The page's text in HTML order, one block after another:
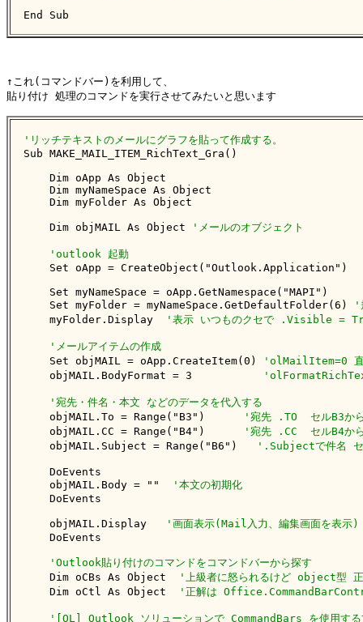
End Sub
↑これ(コマンドバー)を利用して、
貼り付け 処理のコマンドを実行させてみたいと思います
'リッチテキストのメールにグラフを貼って作成する。
Sub MAKE_MAIL_ITEM_RichText_Gra()
    Dim oApp As Object
    Dim myNameSpace As Object
    Dim myFolder As Object
    Dim objMAIL As Object
'メールのオブジェクト
'outlook 起動
    Set oApp = CreateObject("Outlook.Application")
    Set myNameSpace = oApp.GetNamespace("MAPI")
    Set myFolder = myNameSpace.GetDefaultFolder(6)
'
    myFolder.Display
'表示 いつものクセで .Visible =
'メールアイテムの作成
    Set objMAIL = oApp.CreateItem(0)
'olMailItem=0 直
    objMAIL.BodyFormat = 3
'宛先・件名・本文 などのデータを代入する
    objMAIL.To = Range("B3")
'宛先 .TO  セルB3か
    objMAIL.CC = Range("B4")
'宛先 .CC  セルB4か
    objMAIL.Subject = Range("B6")
'.Subjectで件名 セ
    DoEvents
    objMAIL.Body = ""
'本文の初期化
    DoEvents
    objMAIL.Display
'画面表示(Mail入力、編集画面を表示)
    DoEvents
'Outlook貼り付けのコマンドをコマンドバーから探す
    Dim oCBs As Object
'上級者に怒られるけど object型
    Dim oCtl As Object
'正解は
'[OL] Outlook ソリューションで CommandBars を使用する